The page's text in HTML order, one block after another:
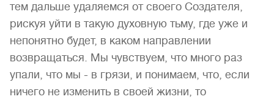
тем дальше удаляемся от своего Создателя,
рискуя уйти в такую духовную тьму, где уже и
непонятно будет, в каком направлении
возвращаться. Мы чувствуем, что много раз
упали, что мы - в грязи, и понимаем, что, если
ничего не изменить в своей жизни, то